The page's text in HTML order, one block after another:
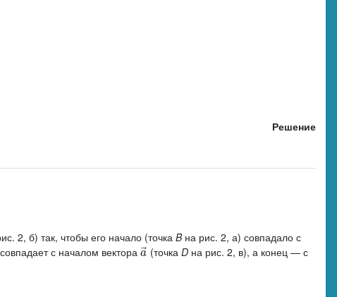
Решение
2, б) так, чтобы его начало (точкаBна рис. 2, а) совпадало с
с началом вектораa
a→(точка Dна рис. 2, в), а конец — с